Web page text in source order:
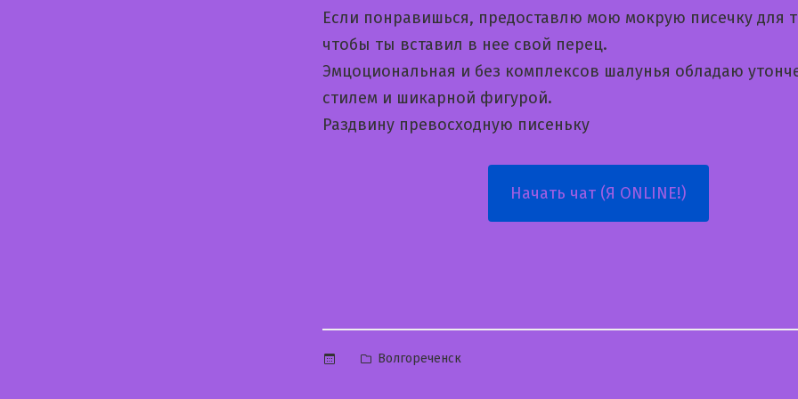
Если понравишься, предоставлю мою мокрую писечку для
чтобы ты вставил в нее свой перец.
Эмцоциональная и без комплексов шалунья обладаю
стилем и шикарной фигурой.
Раздвину превосходную писеньку
Начать чат (Я ONLINE!)
Опубликовано
Волгореченск